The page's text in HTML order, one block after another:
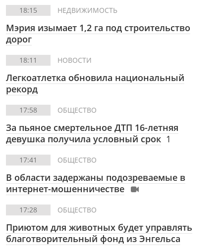
18:15 НЕДВИЖИМОСТЬ
Мэрия изымает 1,2 га под строительство
дорог
18:11 НОВОСТИ
Легкоатлетка обновила национальный
рекорд
17:58 ОБЩЕСТВО
За пьяное смертельное ДТП 16-летняя
девушка получила условный срок 1
17:41 ОБЩЕСТВО
В области задержаны подозреваемые в
интернет-мошенничестве
17:28 ОБЩЕСТВО
Приютом для животных будет управлять
благотворительный фонд из Энгельса